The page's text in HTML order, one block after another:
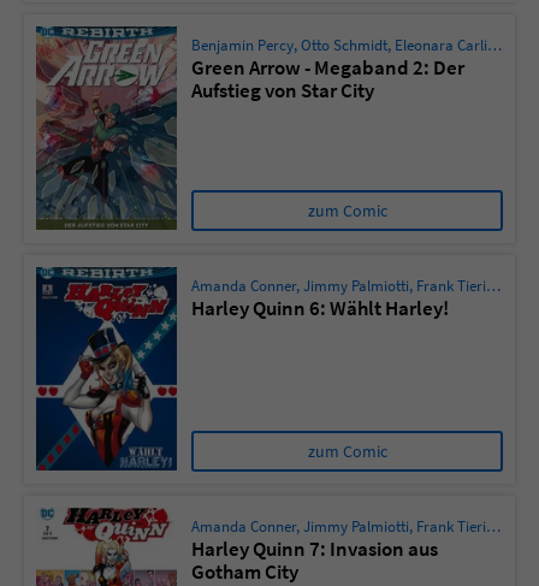
Benjamin Percy,Otto Schmidt, Eleonara Carlini ,
Green Arrow - Megaband 2: Der
Aufstieg von Star City
zum Comic
Amanda Conner,Jimmy Palmiotti, Frank Tieri,Mirka
Harley Quinn 6: Wählt Harley!
zum Comic
Amanda Conner,Jimmy Palmiotti, Frank Tieri,Mirka
Harley Quinn 7: Invasion aus
Gotham City